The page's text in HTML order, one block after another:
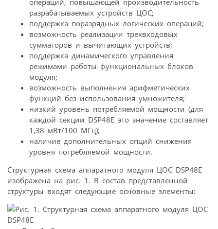
разрабатываемых устройств ЦОС;
поддержка поразрядных логических операций;
возможность реализации трехвходовых
сумматоров и вычитающих устройств;
поддержка динамического управления
режимами работы функциональных блоков
модуля;
возможность выполнения арифметических
функций без использования умножителя;
низкий уровень потребляемой мощности (для
каждой секции DSP48E это значение составляет
1,38 мВт/100 МГц);
наличие дополнительных опций снижения
уровня потребляемой мощности.
Структурная схема аппаратного модуля ЦОС DSP48E
изображена на рис. 1. В состав представленной
структуры входят следующие основные элементы: